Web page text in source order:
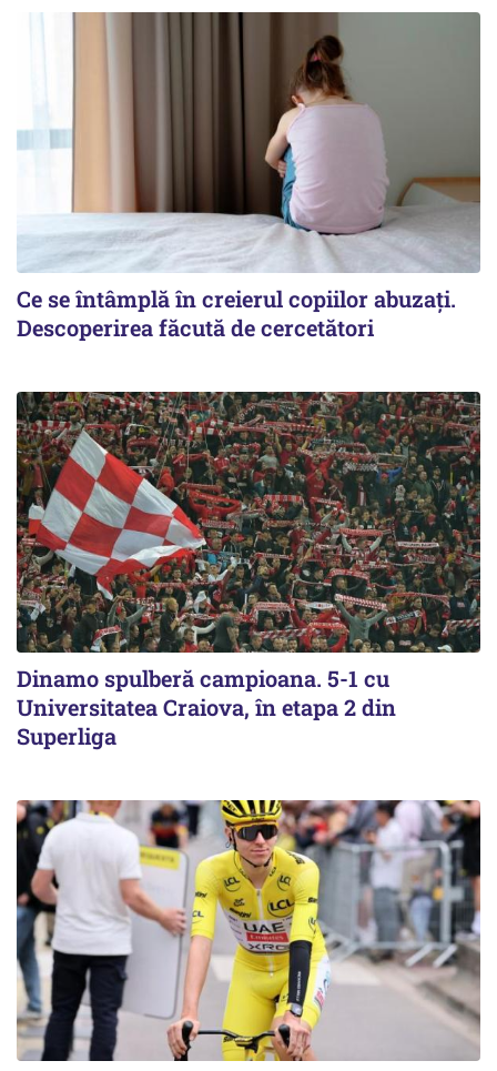
Ce se întâmplă în creierul copiilor abuzați.
Descoperirea făcută de cercetători
Dinamo spulberă campioana. 5-1 cu
Universitatea Craiova, în etapa 2 din
Superliga